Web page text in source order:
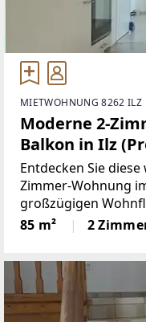
MIETWOHNUNG 8262 ILZ
Moderne 2-
Balkon in Ilz
Entdecken Sie
Zimmer-Wohnung
großzügigen
Wohnung den
Die
85 m² 2